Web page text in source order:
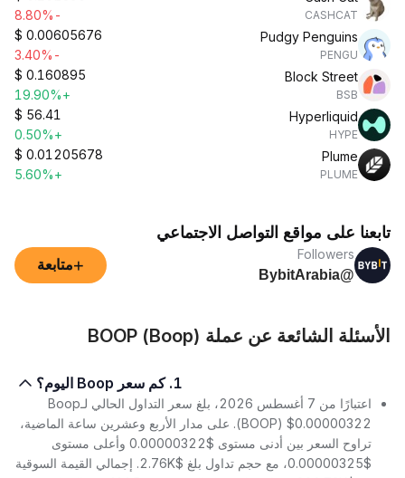
CASHCAT
-8.80%
Pudgy Penguins
PENGU
$ 0.00605676
-3.40%
Block Street
BSB
$ 0.160895
+19.90%
Hyperliquid
HYPE
$ 56.41
+0.50%
Plume
PLUME
$ 0.01205678
+5.60%
تابعنا على مواقع التواصل الاجتماعي
Followers
@BybitArabia
+متابعة
الأسئلة الشائعة عن عملة BOOP (Boop)
1. كم سعر Boop اليوم؟
اعتبارًا من 7 أغسطس 2026، بلغ سعر التداول الحالي لـBoop
(BOOP) $0.00000322. على مدار الأربع وعشرين ساعة الماضية،
تراوح السعر بين أدنى مستوى $0.00000322 وأعلى مستوى
$0.00000325، مع حجم تداول بلغ $2.76K. إجمالي القيمة السوقية